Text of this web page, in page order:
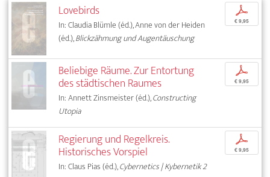
Lovebirds
In: Claudia Blümle (éd.), Anne von der Heiden
(éd.),Blickzähmung und Augentäuschung
p
€ 9,95
Beliebige Räume. Zur Entortung
des städtischen Raumes
In: Annett Zinsmeister (éd.),Constructing
Utopia
p
€ 9,95
Regierung und Regelkreis.
Historisches Vorspiel
In: Claus Pias (éd.),Cybernetics | Kybernetik 2
p
€ 9,95